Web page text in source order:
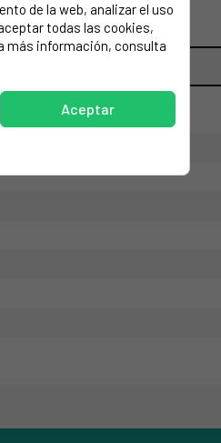
y letras.
de la web, analizar el uso
todas las cookies,
más información, consulta
Aceptar